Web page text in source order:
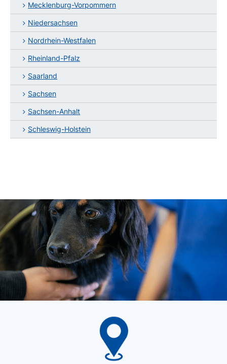
Mecklenburg-Vorpommern
Niedersachsen
Nordrhein-Westfalen
Rheinland-Pfalz
Saarland
Sachsen
Sachsen-Anhalt
Schleswig-Holstein